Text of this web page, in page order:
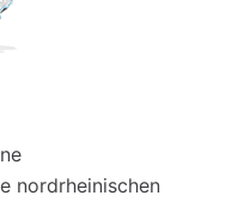
nordrheinischen